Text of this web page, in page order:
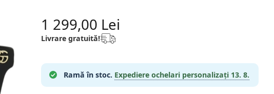
1 299,00 Lei
Livrare gratuită!
Ramă în stoc. Expediere ochelari personalizați 13. 8.